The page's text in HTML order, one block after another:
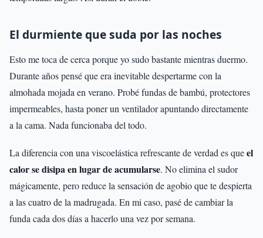
El durmiente que suda por las noches
Esto me toca de cerca porque yo sudo bastante mientras duermo.
Durante años pensé que era inevitable despertarme con la
almohada mojada en verano. Probé fundas de bambú, protectores
impermeables, hasta poner un ventilador apuntando directamente
a la cama. Nada funcionaba del todo.
La diferencia con una viscoelástica refrescante de verdad es queel
calor se disipa en lugar de acumularse. No elimina el sudor
mágicamente, pero reduce la sensación de agobio que te despierta
a las cuatro de la madrugada. En mi caso, pasé de cambiar la
funda cada dos días a hacerlo una vez por semana.